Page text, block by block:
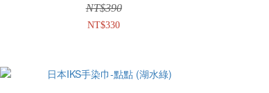
NT$390
NT$330